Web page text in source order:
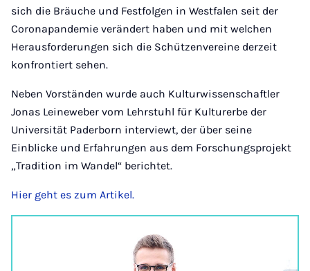
sich die Bräuche und Festfolgen in Westfalen seit der
Coronapandemie verändert haben und mit welchen
Herausforderungen sich die Schützenvereine derzeit
konfrontiert sehen.
Neben Vorständen wurde auch Kulturwissenschaftler
Jonas Leineweber vom Lehrstuhl für Kulturerbe der
Universität Paderborn interviewt, der über seine
Einblicke und Erfahrungen aus dem Forschungsprojekt
„Tradition im Wandel“ berichtet.
Hier geht es zum Artikel.